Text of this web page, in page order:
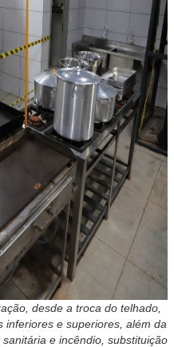
desde a troca do telhado,
inferiores e superiores, além da
e incêndio, substituição